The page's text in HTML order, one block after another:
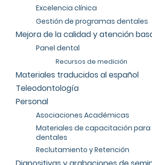
Excelencia clínica
Gestión de programas dentales
Mejora de la calidad y atención
Panel dental
Recursos de medición
Materiales traducidos al español
Teleodontología
Personal
Asociaciones Académicas
Materiales de capacitación
dentales
Reclutamiento y Retención